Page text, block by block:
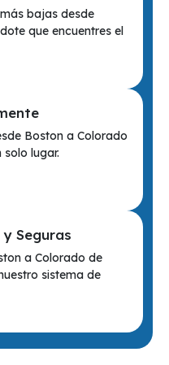
bajas desde
que encuentres el
Boston a Colorado
lugar.
Seguras
a Colorado de
sistema de